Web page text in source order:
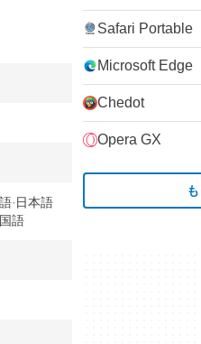
日本語
語
Safari Portable
Microsoft Edge
Chedot
Opera GX